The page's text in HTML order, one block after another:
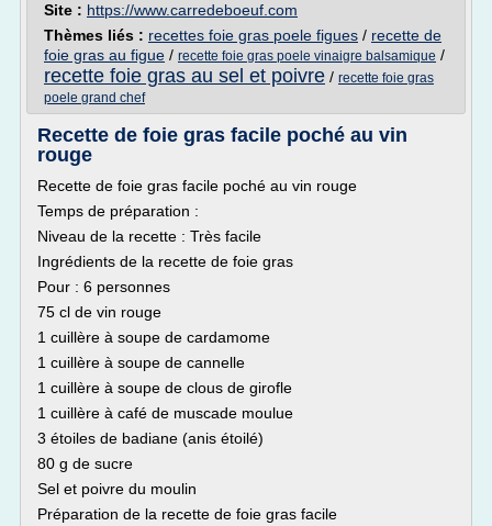
Site : https://www.carredeboeuf.com
Thèmes liés : recettes foie gras poele figues / recette de
foie gras au figue / recette foie gras poele vinaigre balsamique /
recette foie gras au sel et poivre / recette foie gras
poele grand chef
Recette de foie gras facile poché au vin
rouge
Recette de foie gras facile poché au vin rouge
Temps de préparation :
Niveau de la recette : Très facile
Ingrédients de la recette de foie gras
Pour : 6 personnes
75 cl de vin rouge
1 cuillère à soupe de cardamome
1 cuillère à soupe de cannelle
1 cuillère à soupe de clous de girofle
1 cuillère à café de muscade moulue
3 étoiles de badiane (anis étoilé)
80 g de sucre
Sel et poivre du moulin
Préparation de la recette de foie gras facile